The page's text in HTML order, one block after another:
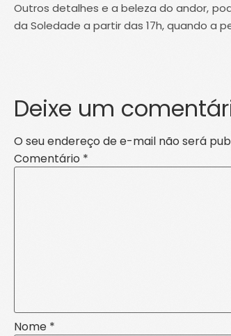
Outros detalhes e a beleza do andor,
da Soledade a partir das 17h, quando a
Deixe um
O seu endereço de e-mail não será
Comentário *
Nome *